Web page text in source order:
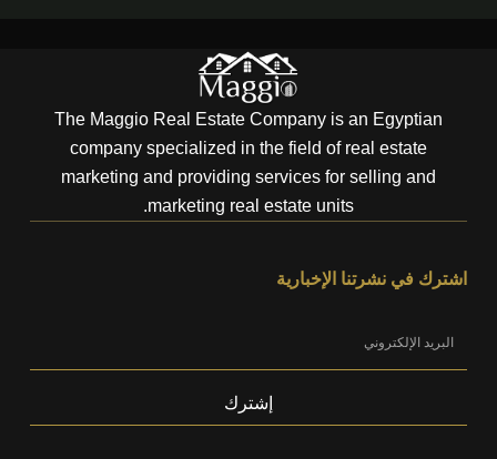
The Maggio Real Estate Company is an Egyptian
company specialized in the field of real estate
marketing and providing services for selling and
marketing real estate units.
اشترك في نشرتنا الإخبارية
إشترك